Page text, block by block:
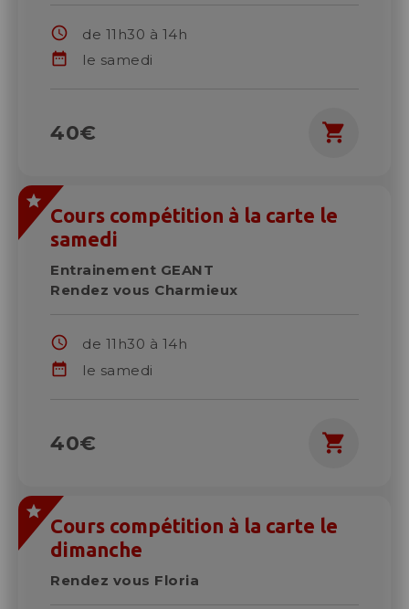
schedule de 11h30 à 14h
date_range le samedi
40€ shopping_cart
Cours compétition à la carte le
samedi
Entrainement GEANT
Rendez vous Charmieux
schedule de 11h30 à 14h
date_range le samedi
40€ shopping_cart
Cours compétition à la carte le
dimanche
Rendez vous Floria